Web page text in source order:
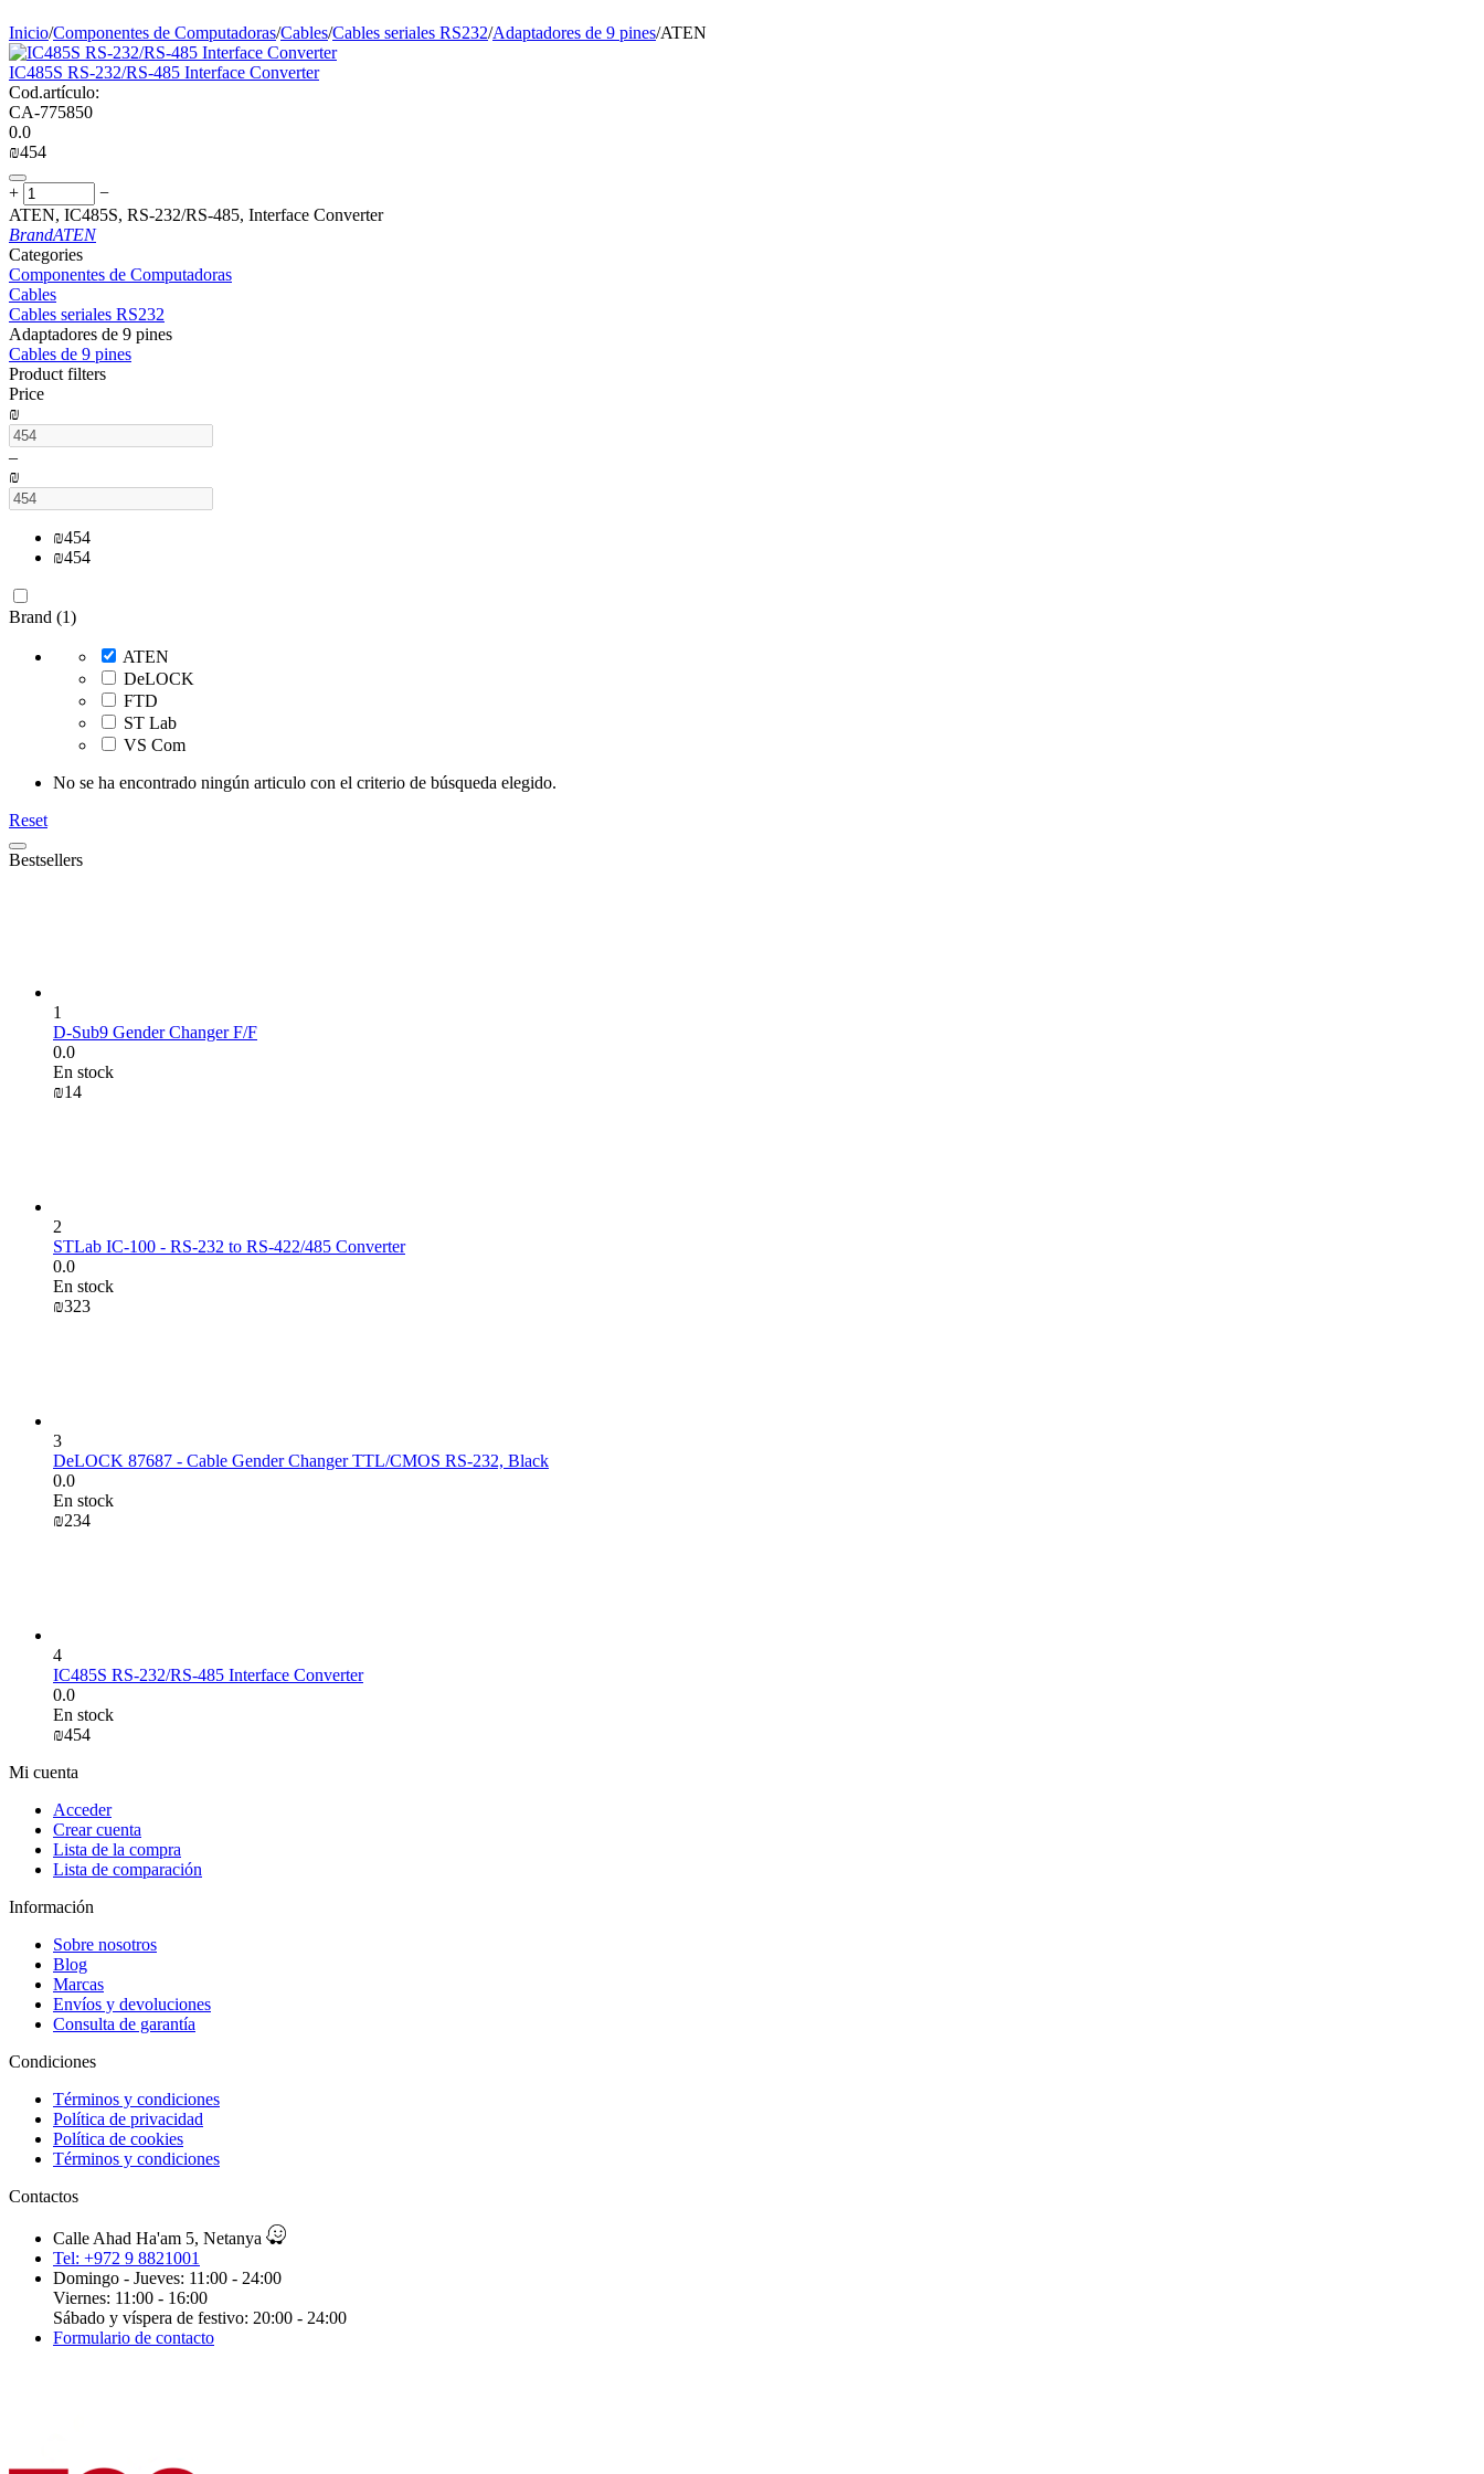
Inicio/Componentes de Computadoras/Cables/Cables seriales RS232/Adaptadores de 9 pines/ATEN
IC485S RS-232/RS-485 Interface Converter
Cod.artículo:
CA-775850
0.0
₪‍454‍
+
−
ATEN, IC485S, RS-232/RS-485, Interface Converter
BrandATEN
Сategories
Componentes de Computadoras
Cables
Cables seriales RS232
Adaptadores de 9 pines
Cables de 9 pines
Product filters
Price
₪
–
₪
₪454
₪454
Brand (1)
ATEN
DeLOCK
FTD
ST Lab
VS Com
No se ha encontrado ningún articulo con el criterio de búsqueda elegido.
Reset
Bestsellers
1
D-Sub9 Gender Changer F/F
0.0
En stock
₪‍14‍
2
STLab IC-100 - RS-232 to RS-422/485 Converter
0.0
En stock
₪‍323‍
3
DeLOCK 87687 - Cable Gender Changer TTL/CMOS RS-232, Black
0.0
En stock
₪‍234‍
4
IC485S RS-232/RS-485 Interface Converter
0.0
En stock
₪‍454‍
Mi cuenta
Acceder
Crear cuenta
Lista de la compra
Lista de comparación
Información
Sobre nosotros
Blog
Marcas
Envíos y devoluciones
Consulta de garantía
Condiciones
Términos y condiciones
Política de privacidad
Política de cookies
Términos y condiciones
Contactos
Calle Ahad Ha'am 5, Netanya
Tel: +972 9 8821001
Domingo - Jueves: 11:00 - 24:00
Viernes: 11:00 - 16:00
Sábado y víspera de festivo: 20:00 - 24:00
Formulario de contacto